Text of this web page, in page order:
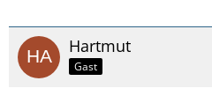
Hartmut
Gast